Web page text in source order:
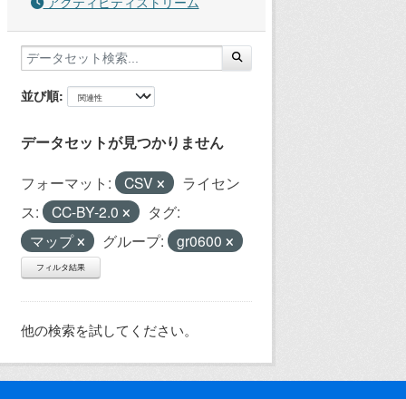
並び順
データセットが見つかりません
フォーマット: CSV
ライセン
ス:
CC-BY-2.0
タグ:
マップ
グループ: gr0600
フィルタ結果
他の検索を試してください。